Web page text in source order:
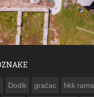
Dodik gračac hkk rama